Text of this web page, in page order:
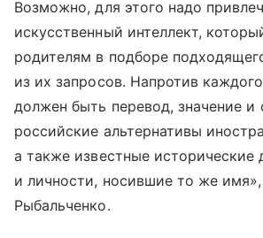
Возможно, для этого надо
искусственный интеллект,
родителям в подборе
из их запросов. Напротив
должен быть перевод, значение и
российские альтернативы
а также известные исторические
и личности, носившие то же
Рыбальченко.